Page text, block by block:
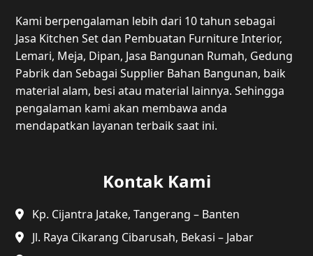
Kami berpengalaman lebih dari 10 tahun sebagai
Jasa Kitchen Set dan Pembuatan Furniture Interior,
Lemari, Meja, Dipan, Jasa Bangunan Rumah, Gedung
Pabrik dan Sebagai Supplier Bahan Bangunan, baik
material alam, besi atau material lainnya. Sehingga
pengalaman kami akan membawa anda
mendapatkan layanan terbaik saat ini.
Kontak Kami
Kp. Cijantra Jatake, Tangerang – Banten
Jl. Raya Cikarang Cibarusah, Bekasi – Jabar